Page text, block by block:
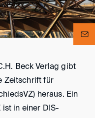
Beck Verlag gibt
Zeitschrift für
heraus. Ein
ist in einer DIS-